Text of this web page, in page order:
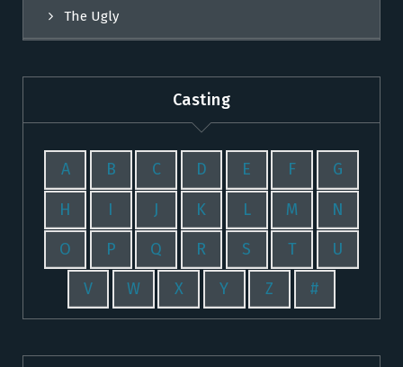
The Ugly
Casting
A B C D E F G
H I J K L M N
O P Q R S T U
V W X Y Z #